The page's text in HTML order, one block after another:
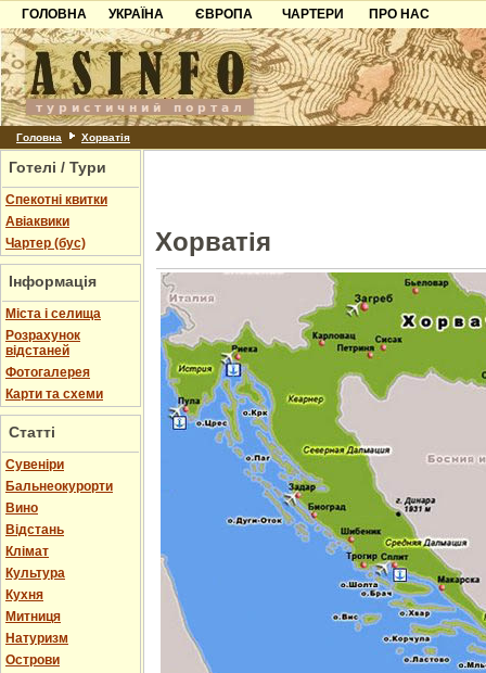
ГОЛОВНА
УКРАЇНА
Карпати
Азов
Причорноморря
Шацьк
ЄВРОПА
Чорногорія
Хорватія
Болгарія
ЧАРТЕРИ
ПРО НАС
Контакти
Партнерам
Додати готель
Головна Хорватія
Готелі / Тури
Спекотні квитки
Авіаквики
Чартер (бус)
Інформація
Міста і селища
Розрахунок
відстаней
Фотогалерея
Карти та схеми
Статті
Cувеніри
Бальнеокурорти
Вино
Відстань
Клімат
Культура
Кухня
Митниця
Натуризм
Острови
Хорватія